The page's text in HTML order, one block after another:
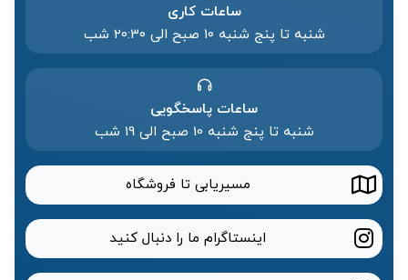
ساعات کاری
شنبه تا پنج شنبه ۱۰ صبح الی 20:۳۰ شب
ساعات پاسخگویی
شنبه تا پنج شنبه 10 صبح الی 19 شب
مسیریابی تا فروشگاه
اینستاگرام ما را دنبال کنید